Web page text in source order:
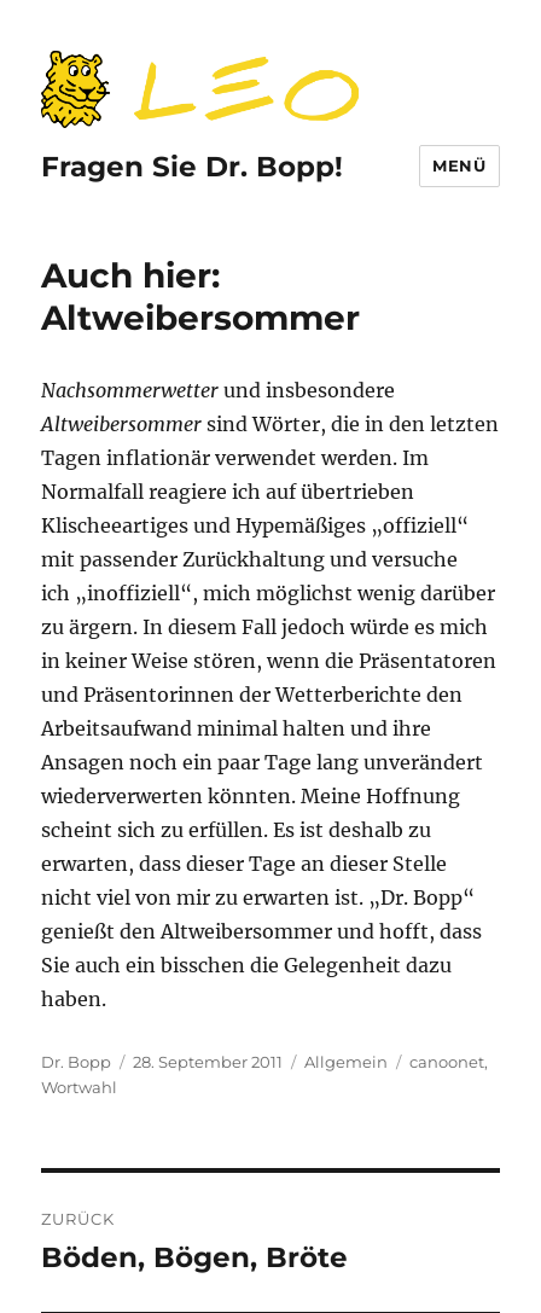
Fragen Sie Dr. Bopp! MENÜ
Auch hier:
Altweibersommer
Nachsommerwetterund insbesondere
Altweibersommer sind Wörter, die in den letzten
Tagen inflationär verwendet werden. Im
Normalfall reagiere ich auf übertrieben
Klischeeartiges und Hypemäßiges „offiziell“
mit passender Zurückhaltung und versuche
ich „inoffiziell“, mich möglichst wenig darüber
zu ärgern. In diesem Fall jedoch würde es mich
in keiner Weise stören, wenn die Präsentatoren
und Präsentorinnen der Wetterberichte den
Arbeitsaufwand minimal halten und ihre
Ansagen noch ein paar Tage lang unverändert
wiederverwerten könnten. Meine Hoffnung
scheint sich zu erfüllen. Es ist deshalb zu
erwarten, dass dieser Tage an dieser Stelle
nicht viel von mir zu erwarten ist. „Dr. Bopp“
genießt den Altweibersommer und hofft, dass
Sie auch ein bisschen die Gelegenheit dazu
haben.
Autor
Dr. Bopp
Veröffentlicht
28. September 2011 Kategorien
Allgemein Schlagwörter
canoonet,
Wortwahl
ZURÜCK
Vorheriger
Böden, Bögen, Bröte